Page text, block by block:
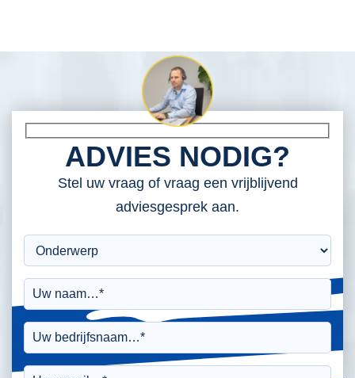
ADVIES NODIG?
Stel uw vraag of vraag een vrijblijvend
adviesgesprek aan.